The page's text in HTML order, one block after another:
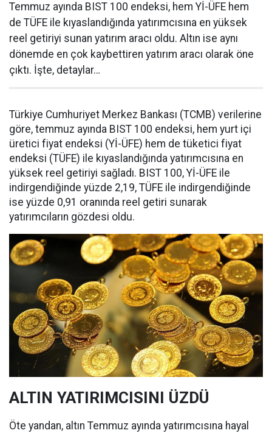
Temmuz ayında BIST 100 endeksi, hem Yİ-ÜFE hem
de TÜFE ile kıyaslandığında yatırımcısına en yüksek
reel getiriyi sunan yatırım aracı oldu. Altın ise aynı
dönemde en çok kaybettiren yatırım aracı olarak öne
çıktı. İşte, detaylar…
Türkiye Cumhuriyet Merkez Bankası (TCMB) verilerine
göre, temmuz ayında BIST 100 endeksi, hem yurt içi
üretici fiyat endeksi (Yİ-ÜFE) hem de tüketici fiyat
endeksi (TÜFE) ile kıyaslandığında yatırımcısına en
yüksek reel getiriyi sağladı. BIST 100, Yİ-ÜFE ile
indirgendiğinde yüzde 2,19, TÜFE ile indirgendiğinde
ise yüzde 0,91 oranında reel getiri sunarak
yatırımcıların gözdesi oldu.
ALTIN YATIRIMCISINI ÜZDÜ
Öte yandan, altın Temmuz ayında yatırımcısına hayal